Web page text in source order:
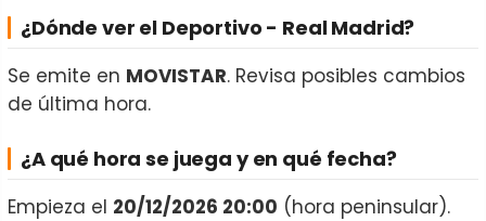
¿Dónde ver el Deportivo - Real Madrid?
Se emite en MOVISTAR. Revisa posibles cambios
de última hora.
¿A qué hora se juega y en qué fecha?
Empieza el 20/12/2026 20:00 (hora peninsular).